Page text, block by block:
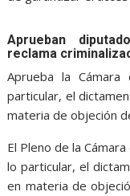
Aprueban
reclama
Aprueba la
particular, el
materia de objeción
El Pleno de la
lo particular, el
en materia de